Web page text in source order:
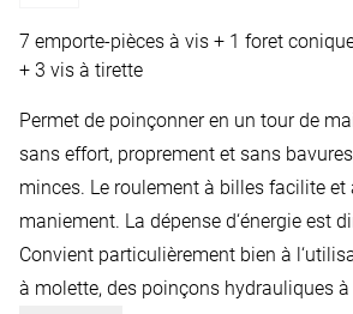
7 emporte-pièces à vis + 1 foret
+ 3 vis à tirette
Permet de poinçonner en un tour de
sans effort, proprement et sans
minces. Le roulement à billes facilite et
maniement. La dépense d‘énergie est
Convient particulièrement bien à
à molette, des poinçons hydrauliques